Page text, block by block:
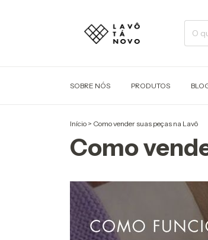
SOBRE NÓS PRODUTOS
Início > Como vender suas peças na Lavô
Como